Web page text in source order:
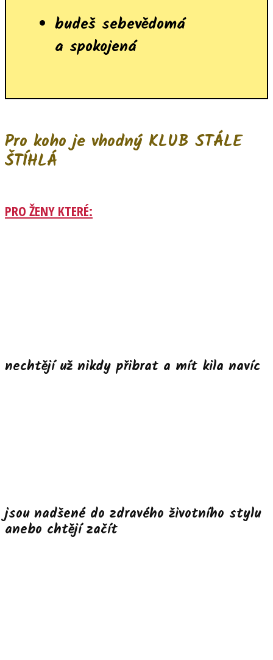
budeš sebevědomá
a spokojená
Pro koho je vhodný KLUB STÁLE
ŠTÍHLÁ
PRO ŽENY KTERÉ:
nechtějí už nikdy přibrat a mít kila navíc
jsou nadšené do zdravého životního stylu
anebo chtějí začít